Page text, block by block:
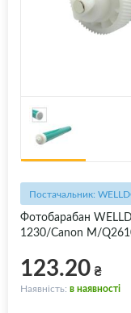
Постачальник:
Фотобарабан
1230/Canon M/
123.20₴
Наявність: в наявності